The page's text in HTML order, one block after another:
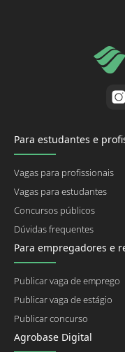
Para estudantes e
Vagas para profissionais
Vagas para estudantes
Concursos públicos
Dúvidas frequentes
Para empregadores e
Publicar vaga de emprego
Publicar vaga de estágio
Publicar concurso
Agrobase Digital